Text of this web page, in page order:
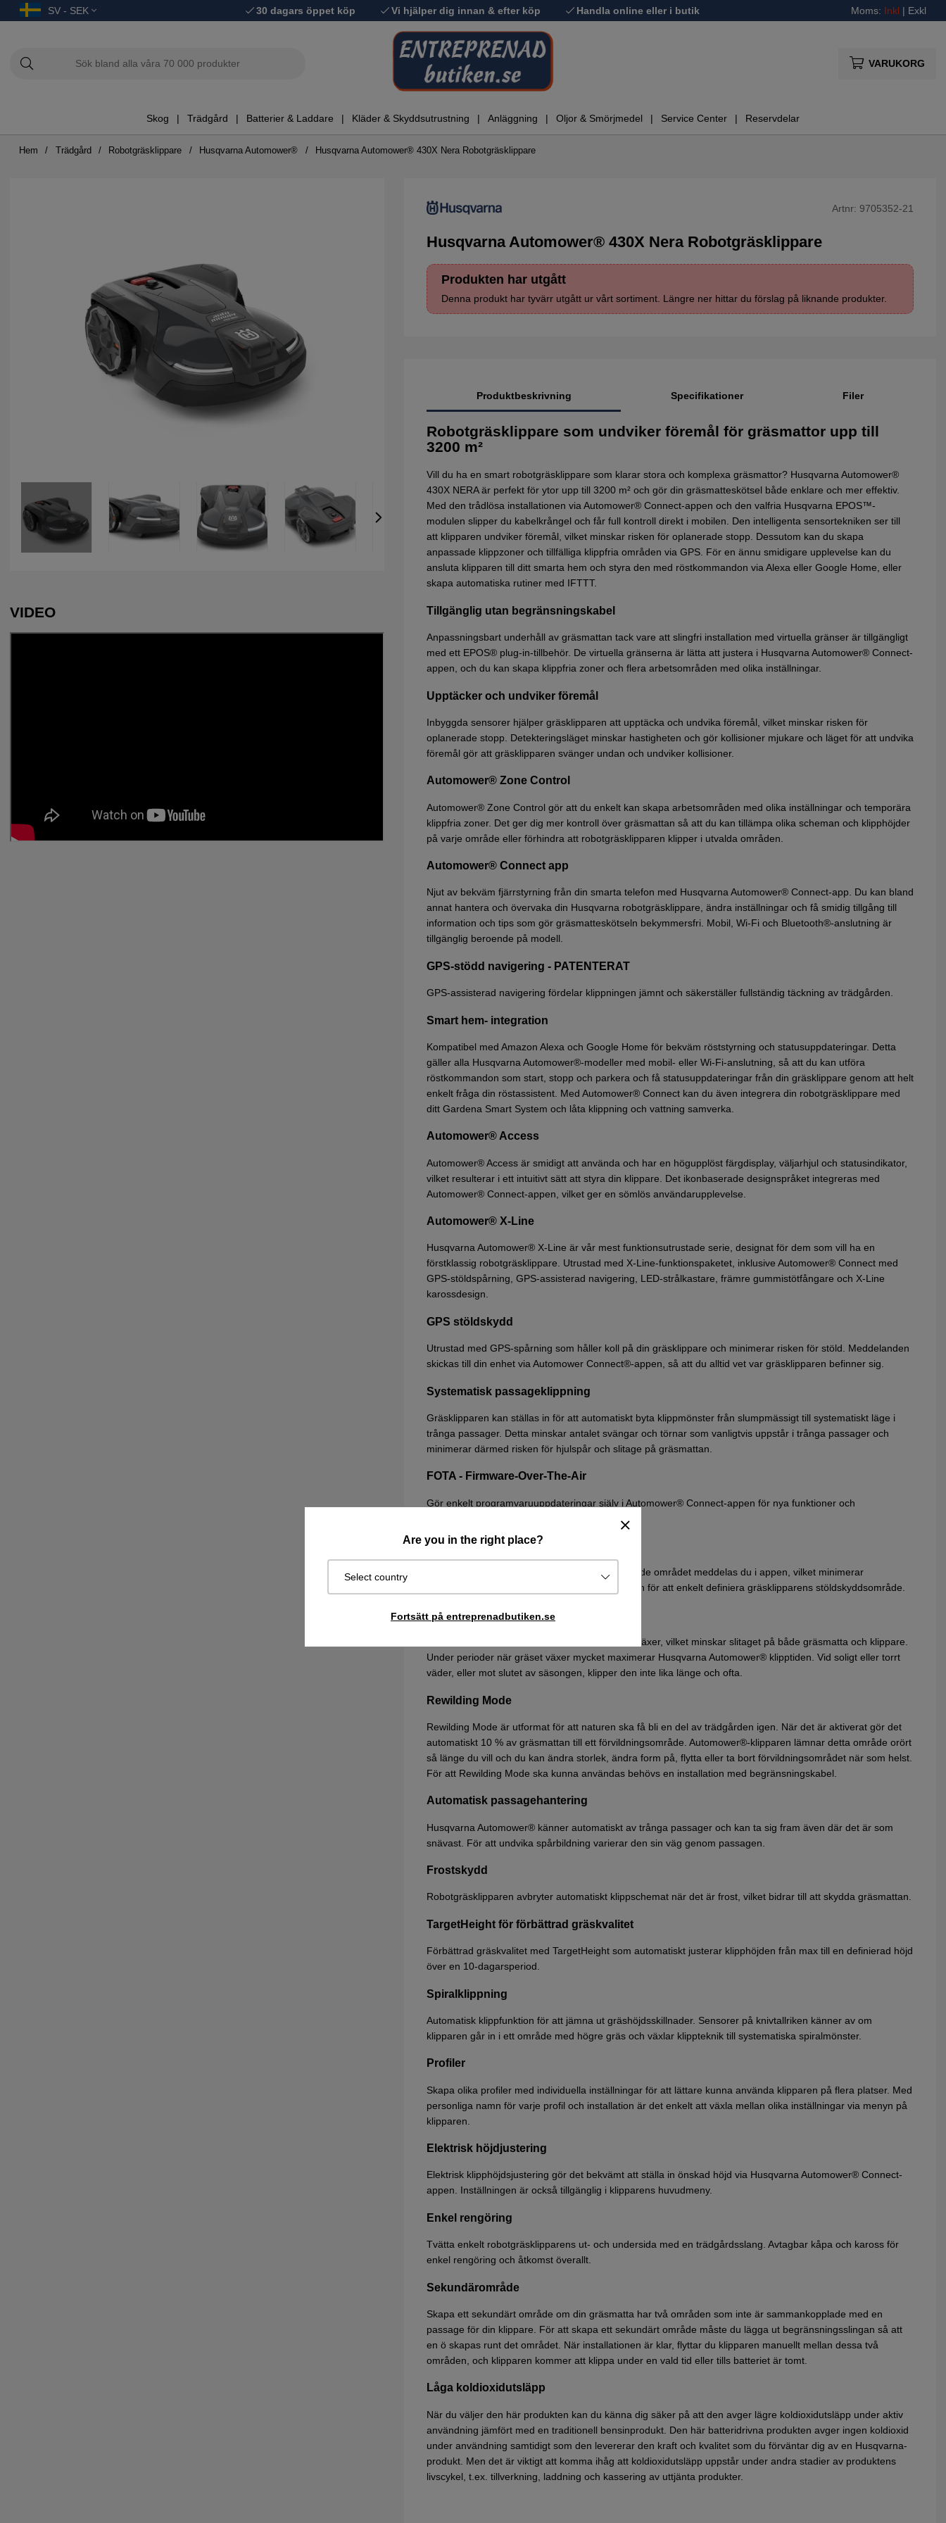
SV - SEK 30 dagars öppet köp Vi hjälper dig innan & efter köp Handla online eller i butik Moms: Inkl | Exkl
VARUKORG
Skog Trädgård Batterier & Laddare Kläder & Skyddsutrustning Anläggning Oljor & Smörjmedel Service Center Reservdelar
Are you in the right place?
Select country
Fortsätt på entreprenadbutiken.se
Hem Trädgård Robotgräsklippare Husqvarna Automower® Husqvarna Automower® 430X Nera Robotgräsklippare
next
VIDEO
Artnr: 9705352-21
Husqvarna Automower® 430X Nera Robotgräsklippare
Produkten har utgått
Denna produkt har tyvärr utgått ur vårt sortiment. Längre ner hittar du förslag på liknande produkter.
Produktbeskrivning
Robotgräsklippare som undviker föremål för gräsmattor upp till
3200 m²
Vill du ha en smart robotgräsklippare som klarar stora och komplexa gräsmattor? Husqvarna Automower®
430X NERA är perfekt för ytor upp till 3200 m² och gör din gräsmatteskötsel både enklare och mer effektiv.
Med den trådlösa installationen via Automower® Connect-appen och den valfria Husqvarna EPOS™-
modulen slipper du kabelkrångel och får full kontroll direkt i mobilen. Den intelligenta sensortekniken ser till
att klipparen undviker föremål, vilket minskar risken för oplanerade stopp. Dessutom kan du skapa
anpassade klippzoner och tillfälliga klippfria områden via GPS. För en ännu smidigare upplevelse kan du
ansluta klipparen till ditt smarta hem och styra den med röstkommandon via Alexa eller Google Home, eller
skapa automatiska rutiner med IFTTT.
Tillgänglig utan begränsningskabel
Anpassningsbart underhåll av gräsmattan tack vare att slingfri installation med virtuella gränser är tillgängligt
med ett EPOS® plug-in-tillbehör. De virtuella gränserna är lätta att justera i Husqvarna Automower® Connect-
appen, och du kan skapa klippfria zoner och flera arbetsområden med olika inställningar.
Upptäcker och undviker föremål
Inbyggda sensorer hjälper gräsklipparen att upptäcka och undvika föremål, vilket minskar risken för
oplanerade stopp. Detekteringsläget minskar hastigheten och gör kollisioner mjukare och läget för att undvika
föremål gör att gräsklipparen svänger undan och undviker kollisioner.
Automower® Zone Control
Automower® Zone Control gör att du enkelt kan skapa arbetsområden med olika inställningar och temporära
klippfria zoner. Det ger dig mer kontroll över gräsmattan så att du kan tillämpa olika scheman och klipphöjder
på varje område eller förhindra att robotgräsklipparen klipper i utvalda områden.
Automower® Connect app
Njut av bekväm fjärrstyrning från din smarta telefon med Husqvarna Automower® Connect-app. Du kan bland
annat hantera och övervaka din Husqvarna robotgräsklippare, ändra inställningar och få smidig tillgång till
information och tips som gör gräsmatteskötseln bekymmersfri. Mobil, Wi-Fi och Bluetooth®-anslutning är
tillgänglig beroende på modell.
GPS-stödd navigering - PATENTERAT
GPS-assisterad navigering fördelar klippningen jämnt och säkerställer fullständig täckning av trädgården.
Smart hem- integration
Kompatibel med Amazon Alexa och Google Home för bekväm röststyrning och statusuppdateringar. Detta
gäller alla Husqvarna Automower®-modeller med mobil- eller Wi-Fi-anslutning, så att du kan utföra
röstkommandon som start, stopp och parkera och få statusuppdateringar från din gräsklippare genom att helt
enkelt fråga din röstassistent. Med Automower® Connect kan du även integrera din robotgräsklippare med
ditt Gardena Smart System och låta klippning och vattning samverka.
Automower® Access
Automower® Access är smidigt att använda och har en högupplöst färgdisplay, väljarhjul och statusindikator,
vilket resulterar i ett intuitivt sätt att styra din klippare. Det ikonbaserade designspråket integreras med
Automower® Connect-appen, vilket ger en sömlös användarupplevelse.
Automower® X-Line
Husqvarna Automower® X-Line är vår mest funktionsutrustade serie, designat för dem som vill ha en
förstklassig robotgräsklippare. Utrustad med X-Line-funktionspaketet, inklusive Automower® Connect med
GPS-stöldspårning, GPS-assisterad navigering, LED-strålkastare, främre gummistötfångare och X-Line
karossdesign.
GPS stöldskydd
Utrustad med GPS-spårning som håller koll på din gräsklippare och minimerar risken för stöld. Meddelanden
skickas till din enhet via Automower Connect®-appen, så att du alltid vet var gräsklipparen befinner sig.
Systematisk passageklippning
Gräsklipparen kan ställas in för att automatiskt byta klippmönster från slumpmässigt till systematiskt läge i
trånga passager. Detta minskar antalet svängar och törnar som vanligtvis uppstår i trånga passager och
minimerar därmed risken för hjulspår och slitage på gräsmattan.
FOTA - Firmware-Over-The-Air
Gör enkelt programvaruuppdateringar själv i Automower® Connect-appen för nya funktioner och
GeoFence
Om gräsklipparen flyttas utanför det fördefinierade området meddelas du i appen, vilket minimerar
stöldrisken. Använd Automower® Connect-appen för att enkelt definiera gräsklipparens stöldskyddsområde.
Vädertimer
Anpassar arbetstiden efter hur fort gräsmattan växer, vilket minskar slitaget på både gräsmatta och klippare.
Under perioder när gräset växer mycket maximerar Husqvarna Automower® klipptiden. Vid soligt eller torrt
väder, eller mot slutet av säsongen, klipper den inte lika länge och ofta.
Rewilding Mode
Rewilding Mode är utformat för att naturen ska få bli en del av trädgården igen. När det är aktiverat gör det
automatiskt 10 % av gräsmattan till ett förvildningsområde. Automower®-klipparen lämnar detta område orört
så länge du vill och du kan ändra storlek, ändra form på, flytta eller ta bort förvildningsområdet när som helst.
För att Rewilding Mode ska kunna användas behövs en installation med begränsningskabel.
Automatisk passagehantering
Husqvarna Automower® känner automatiskt av trånga passager och kan ta sig fram även där det är som
snävast. För att undvika spårbildning varierar den sin väg genom passagen.
Frostskydd
Robotgräsklipparen avbryter automatiskt klippschemat när det är frost, vilket bidrar till att skydda gräsmattan.
TargetHeight för förbättrad gräskvalitet
Förbättrad gräskvalitet med TargetHeight som automatiskt justerar klipphöjden från max till en definierad höjd
över en 10-dagarsperiod.
Spiralklippning
Automatisk klippfunktion för att jämna ut gräshöjdsskillnader. Sensorer på knivtallriken känner av om
klipparen går in i ett område med högre gräs och växlar klippteknik till systematiska spiralmönster.
Profiler
Skapa olika profiler med individuella inställningar för att lättare kunna använda klipparen på flera platser. Med
personliga namn för varje profil och installation är det enkelt att växla mellan olika inställningar via menyn på
klipparen.
Elektrisk höjdjustering
Elektrisk klipphöjdsjustering gör det bekvämt att ställa in önskad höjd via Husqvarna Automower® Connect-
appen. Inställningen är också tillgänglig i klipparens huvudmeny.
Enkel rengöring
Tvätta enkelt robotgräsklipparens ut- och undersida med en trädgårdsslang. Avtagbar kåpa och kaross för
enkel rengöring och åtkomst överallt.
Sekundärområde
Skapa ett sekundärt område om din gräsmatta har två områden som inte är sammankopplade med en
passage för din klippare. För att skapa ett sekundärt område måste du lägga ut begränsningsslingan så att
en ö skapas runt det området. När installationen är klar, flyttar du klipparen manuellt mellan dessa två
områden, och klipparen kommer att klippa under en vald tid eller tills batteriet är tomt.
Låga koldioxidutsläpp
När du väljer den här produkten kan du känna dig säker på att den avger lägre koldioxidutsläpp under aktiv
användning jämfört med en traditionell bensinprodukt. Den här batteridrivna produkten avger ingen koldioxid
under användning samtidigt som den levererar den kraft och kvalitet som du förväntar dig av en Husqvarna-
produkt. Men det är viktigt att komma ihåg att koldioxidutsläpp uppstår under andra stadier av produktens
livscykel, t.ex. tillverkning, laddning och kassering av uttjänta produkter.
Specifikationer Filer